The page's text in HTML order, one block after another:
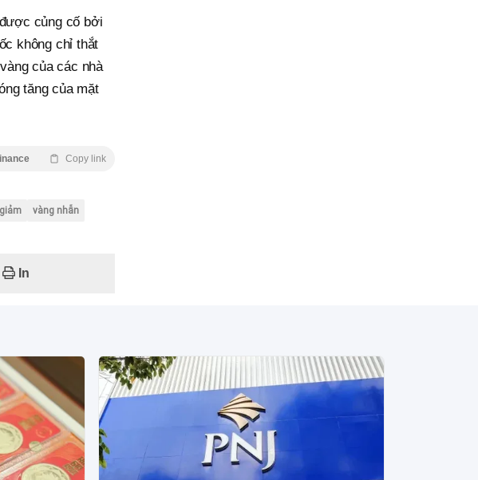
củng cố bởi
không chỉ thắt
của các nhà
tăng của mặt
Copy link
vàng nhẫn
In